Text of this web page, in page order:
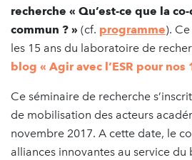
recherche « Qu’est-ce que la
commun ? » (cf. programme).
les 15 ans du laboratoire de
blog « Agir avec l’ESR pour nos
Ce séminaire de recherche
de mobilisation des acteurs
novembre 2017. A cette date, le
alliances innovantes au service du